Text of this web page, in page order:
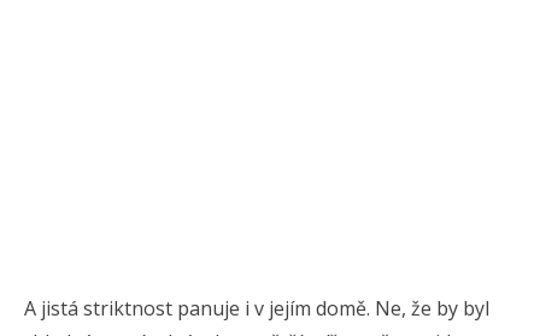
A jistá striktnost panuje i v jejím domě. Ne, že by byl